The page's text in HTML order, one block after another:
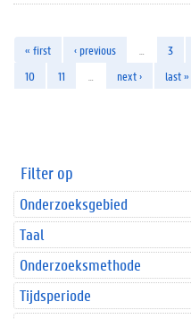
« first ‹ previous 3
10
11 next › last »
Filter op
Onderzoeksgebied
Taal
Onderzoeksmethode
Tijdsperiode